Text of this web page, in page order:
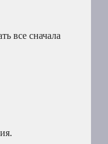
все сначала